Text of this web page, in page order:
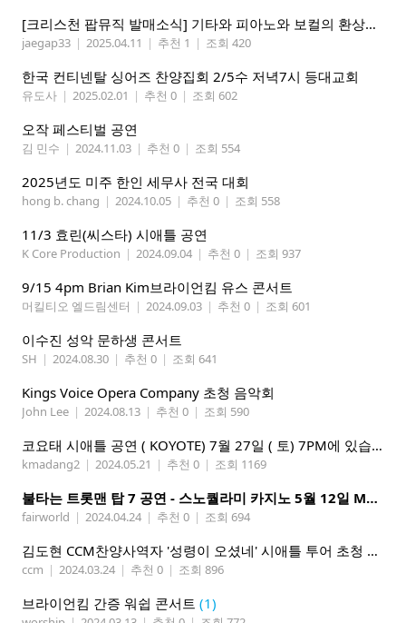
[크리스천 팝뮤직 발매소식] 기타와 피아노와 보컬의 환상적인 조화 4GospelChurch Songs Vol.2 발매
jaegap33 | 2025.04.11 | 추천 1 | 조회 420
한국 컨티넨탈 싱어즈 찬양집회 2/5수 저녁7시 등대교회
유도사 | 2025.02.01 | 추천 0 | 조회 602
오작 페스티벌 공연
김 민수 | 2024.11.03 | 추천 0 | 조회 554
2025년도 미주 한인 세무사 전국 대회
hong b. chang | 2024.10.05 | 추천 0 | 조회 558
11/3 효린(씨스타) 시애틀 공연
K Core Production | 2024.09.04 | 추천 0 | 조회 937
9/15 4pm Brian Kim브라이언킴 유스 콘서트
머킬티오 엘드림센터 | 2024.09.03 | 추천 0 | 조회 601
이수진 성악 문하생 콘서트
SH | 2024.08.30 | 추천 0 | 조회 641
Kings Voice Opera Company 초청 음악회
John Lee | 2024.08.13 | 추천 0 | 조회 590
코요태 시애틀 공연 ( KOYOTE) 7월 27일 ( 토) 7PM에 있습니다.
kmadang2 | 2024.05.21 | 추천 0 | 조회 1169
불타는 트롯맨 탑 7 공연 - 스노퀄라미 카지노 5월 12일 Mother's day
fairworld | 2024.04.24 | 추천 0 | 조회 694
김도현 CCM찬양사역자 '성령이 오셨네' 시애틀 투어 초청 원하시는 교회
ccm | 2024.03.24 | 추천 0 | 조회 896
브라이언킴 간증 워쉽 콘서트 (1)